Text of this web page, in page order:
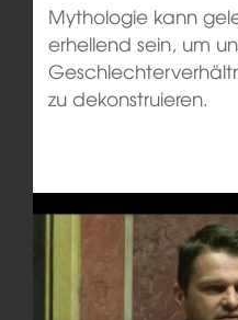
Mythologie kann
erhellend sein, um
zu dekonstruieren.